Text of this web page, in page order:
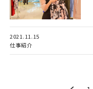
2021.11.15
仕事紹介